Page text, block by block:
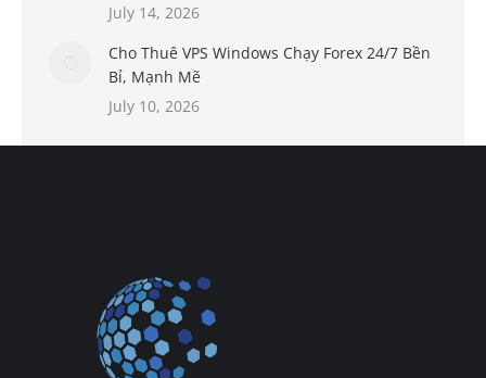
July 14, 2026
Cho Thuê VPS Windows Chạy Forex 24/7 Bền
Bỉ, Mạnh Mẽ
July 10, 2026